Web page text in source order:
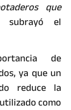
que
subrayó el
de
ya que un
reduce la
como